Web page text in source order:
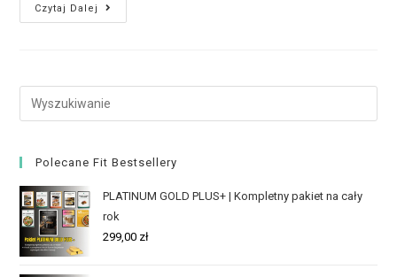
Czytaj Dalej
Polecane Fit Bestsellery
PLATINUM GOLD PLUS+ | Kompletny pakiet na cały
rok
299,00 zł